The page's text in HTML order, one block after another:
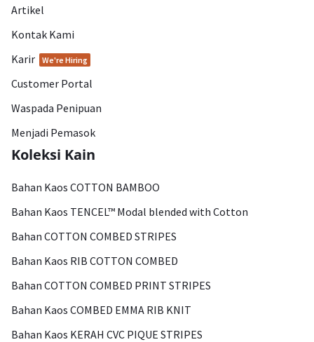
Artikel
Kontak Kami
Karir
We're Hiring
Customer Portal
Waspada Penipuan
Menjadi Pemasok
Koleksi Kain
Bahan Kaos COTTON BAMBOO
Bahan Kaos TENCEL™ Modal blended with Cotton
Bahan COTTON COMBED STRIPES
Bahan Kaos RIB COTTON COMBED
Bahan COTTON COMBED PRINT STRIPES
Bahan Kaos COMBED EMMA RIB KNIT
Bahan Kaos KERAH CVC PIQUE STRIPES